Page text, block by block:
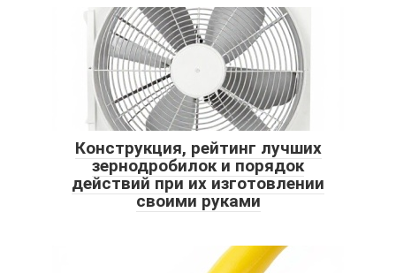
Конструкция, рейтинг лучших
зернодробилок и порядок
действий при их изготовлении
своими руками